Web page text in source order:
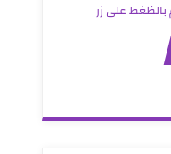
بالظغط على زر